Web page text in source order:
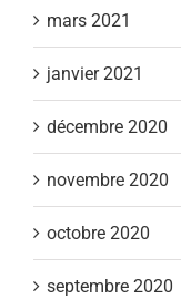
mars 2021
janvier 2021
décembre 2020
novembre 2020
octobre 2020
septembre 2020